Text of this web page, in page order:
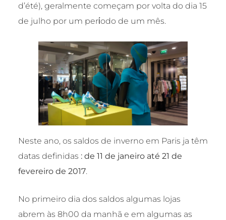
d’été), geralmente começam por volta do dia 15
de julho por um perίodo de um mês.
Neste ano, os saldos de inverno em Paris ja têm
datas definidas : de 11 de janeiro até 21 de
fevereiro de 2017.
No primeiro dia dos saldos algumas lojas
abrem às 8h00 da manhã e em algumas as